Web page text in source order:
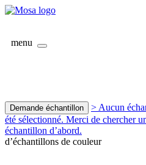
menu
Demande échantillon
> Aucun
été sélectionné. Merci de chercher
échantillon d’abord.
d’échantillons de couleur